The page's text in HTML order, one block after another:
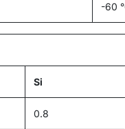
-60
Si
0.8